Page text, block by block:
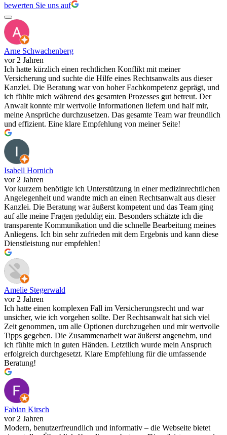
bewerten Sie uns auf
Arne Schwachenberg
vor 2 Jahren
Ich hatte kürzlich einen rechtlichen Konflikt mit meiner
Versicherung und suchte die Hilfe eines Rechtsanwalts aus dieser
Kanzlei. Die Beratung war von hoher Fachkompetenz geprägt, und
ich fühlte mich während des gesamten Prozesses gut betreut. Der
Anwalt konnte mir wertvolle Informationen liefern und half mir,
meine Ansprüche durchzusetzen. Das gesamte Team war freundlich
und effizient. Eine klare Empfehlung von meiner Seite!
Isabell Hornich
vor 2 Jahren
Vor kurzem benötigte ich Unterstützung in einer medizinrechtlichen
Angelegenheit und wandte mich an einen Rechtsanwalt aus dieser
Kanzlei. Die Beratung war äußerst kompetent und das Team ging
auf alle meine Fragen geduldig ein. Besonders schätzte ich die
transparente Kommunikation und die schnelle Bearbeitung meines
Anliegens. Ich bin sehr zufrieden mit dem Ergebnis und kann diese
Dienstleistung nur empfehlen!
Amelie Stegerwald
vor 2 Jahren
Ich hatte einen komplexen Fall im Versicherungsrecht und war
unsicher, wie ich vorgehen sollte. Der Rechtsanwalt hat sich viel
Zeit genommen, um alle Optionen durchzugehen und mir wertvolle
Tipps gegeben. Die Zusammenarbeit war äußerst angenehm, und
ich fühlte mich in guten Händen. Letztlich wurde mein Anspruch
erfolgreich durchgesetzt. Klare Empfehlung für die umfassende
Beratung!
Fabian Kirsch
vor 2 Jahren
Modern, benutzerfreundlich und informativ – die Webseite bietet